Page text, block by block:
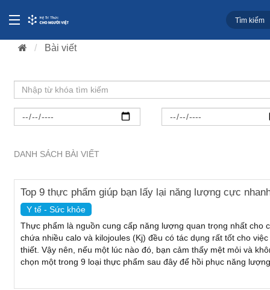
Bài viết
DANH SÁCH BÀI VIẾT
Top 9 thực phẩm giúp bạn lấy lại năng lượng cực
Y tế - Sức khỏe
Thực phẩm là nguồn cung cấp năng lượng quan trọng nhất cho
chứa nhiều calo và kilojoules (Kj) đều có tác dụng rất tốt cho
thiết. Vậy nên, nếu một lúc nào đó, bạn cảm thấy mệt mỏi và
chọn một trong 9 loại thực phẩm sau đây để hồi phục năng